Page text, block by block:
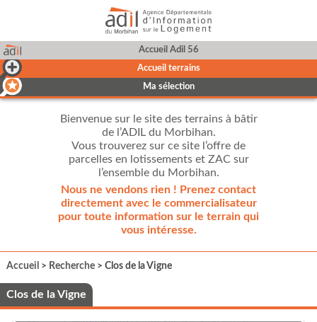
Accueil Adil 56
Accueil terrains
Ma sélection
Bienvenue sur le site des terrains à bâtir
de l’ADIL du Morbihan.
Vous trouverez sur ce site l’offre de
parcelles en lotissements et ZAC sur
l’ensemble du Morbihan.
Nous ne vendons rien ! Prenez contact
directement avec le commercialisateur
pour toute information sur le terrain qui
vous intéresse.
Accueil > Recherche> Clos de la Vigne
Clos de la Vigne